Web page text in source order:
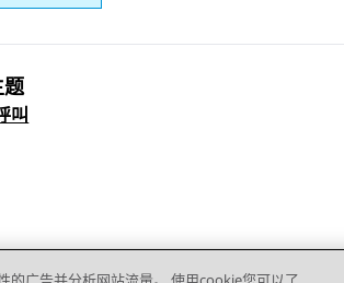
题
叫